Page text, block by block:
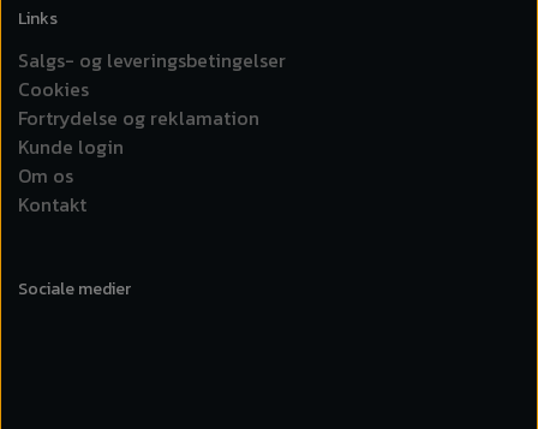
Links
Salgs- og leveringsbetingelser
Cookies
Fortrydelse og reklamation
Kunde login
Om os
Kontakt
Sociale medier